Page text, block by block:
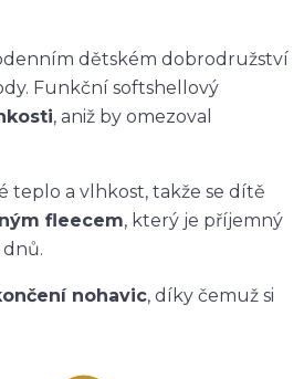
dětském dobrodružství
Funkční softshellový
, aniž by omezoval
teplo a vlhkost, takže se dítě
fleecem, který je příjemný
nohavic, díky čemuž si